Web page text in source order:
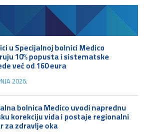
u Specijalnoj bolnici Medico
10% popusta i sistematske
već od 160 eura
2026.
bolnica Medico uvodi naprednu
korekciju vida i postaje regionalni
za zdravlje oka